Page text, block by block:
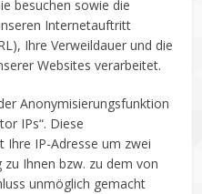
besuchen sowie die
Internetauftritt
Ihre Verweildauer und die
Websites verarbeitet.
Anonymisierungsfunktion
IPs“. Diese
Ihre IP-Adresse um zwei
Ihnen bzw. zu dem von
unmöglich gemacht